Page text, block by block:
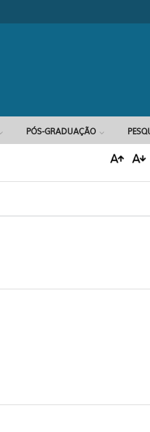
Formulário
PÓS-GRADUAÇÃO